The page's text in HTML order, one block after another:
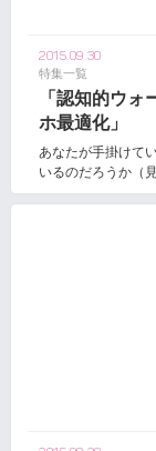
2015.09.30
特集一覧
「認知的ウ
ホ最適化」
あなたが手掛けて
いるのだろうか（